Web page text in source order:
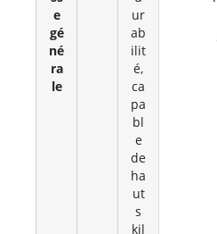
e
gé
né
ra
le
ur
ab
ilit
é,
ca
pa
bl
e
de
ha
ut
s
kil